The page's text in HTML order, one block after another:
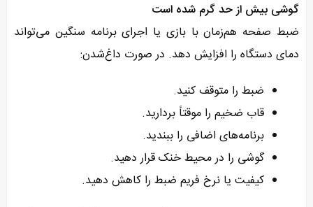
گوشی بیش از حد گرم شده است
ضبط صفحه هم‌زمان با بازی یا اجرای برنامه سنگین می‌تواند
دمای دستگاه را افزایش دهد. در صورت داغ‌شدن:
ضبط را متوقف کنید.
قاب ضخیم را موقتاً بردارید.
برنامه‌های اضافی را ببندید.
گوشی را در محیط خنک قرار دهید.
کیفیت یا نرخ فریم ضبط را کاهش دهید.